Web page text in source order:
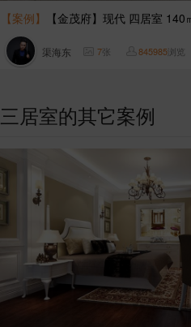
【案例】 【金茂府】现代 四居室 140
渠海东 7张 845985浏览
三居室的其它案例